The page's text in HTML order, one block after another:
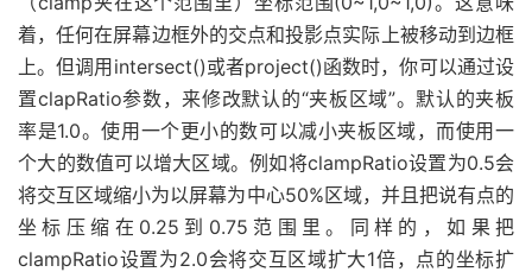
着，任何在屏幕边框外的交点和投影点实际上被移动到边框
上。但调用intersect()或者project()函数时，你可以通过设
置clapRatio参数，来修改默认的“夹板区域”。默认的夹板
率是1.0。使用一个更小的数可以减小夹板区域，而使用一
个大的数值可以增大区域。例如将clampRatio设置为0.5会
将交互区域缩小为以屏幕为中心50%区域，并且把说有点的
坐标压缩在0.25到0.75范围里。同样的，如果把
clampRatio设置为2.0会将交互区域扩大1倍，点的坐标扩